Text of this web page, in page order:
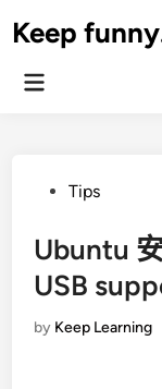
toKeep
Main
PostedTips
Ubuntu
USB
by Keep Learning